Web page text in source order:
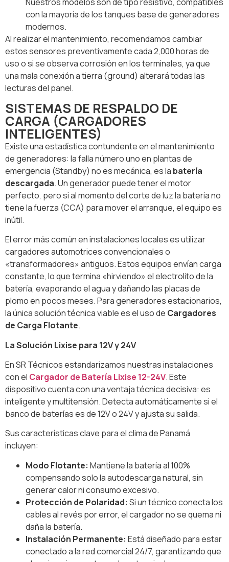
Nuestros modelos son de tipo resistivo, compatibles
con la mayoría de los tanques base de generadores
modernos.
Al realizar el mantenimiento, recomendamos cambiar
estos sensores preventivamente cada 2,000 horas de
uso o si se observa corrosión en los terminales, ya que
una mala conexión a tierra (ground) alterará todas las
lecturas del panel.
SISTEMAS DE RESPALDO DE
CARGA (CARGADORES
INTELIGENTES)
Existe una estadística contundente en el mantenimiento
de generadores: la falla número uno en plantas de
emergencia (Standby) no es mecánica, es la batería
descargada. Un generador puede tener el motor
perfecto, pero si al momento del corte de luz la batería no
tiene la fuerza (CCA) para mover el arranque, el equipo es
inútil.
El error más común en instalaciones locales es utilizar
cargadores automotrices convencionales o
«transformadores» antiguos. Estos equipos envían carga
constante, lo que termina «hirviendo» el electrolito de la
batería, evaporando el agua y dañando las placas de
plomo en pocos meses. Para generadores estacionarios,
la única solución técnica viable es el uso de Cargadores
de Carga Flotante.
La Solución Lixise para 12V y 24V
En SR Técnicos estandarizamos nuestras instalaciones
con el Cargador de Batería Lixise 12-24V. Este
dispositivo cuenta con una ventaja técnica decisiva: es
inteligente y multitensión. Detecta automáticamente si el
banco de baterías es de 12V o 24V y ajusta su salida.
Sus características clave para el clima de Panamá
incluyen:
Modo Flotante: Mantiene la batería al 100%
compensando solo la autodescarga natural, sin
generar calor ni consumo excesivo.
Protección de Polaridad: Si un técnico conecta los
cables al revés por error, el cargador no se quema ni
daña la batería.
Instalación Permanente: Está diseñado para estar
conectado a la red comercial 24/7, garantizando que